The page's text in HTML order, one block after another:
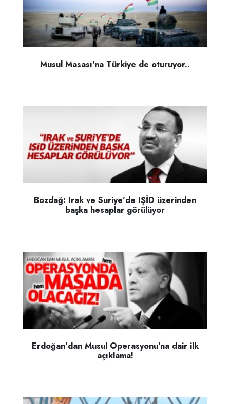
Musul Masası'na Türkiye de oturuyor..
Bozdağ: Irak ve Suriye'de IŞİD üzerinden
başka hesaplar görülüyor
Erdoğan'dan Musul Operasyonu'na dair ilk
açıklama!